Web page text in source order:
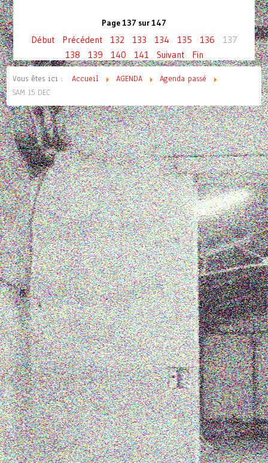
Page 137 sur 147
Début Précédent 132 133 134 135 136
137
138
139 140 141 Suivant Fin
Vous êtes ici : Accueil AGENDA
Agenda passé
SAM 15 DEC